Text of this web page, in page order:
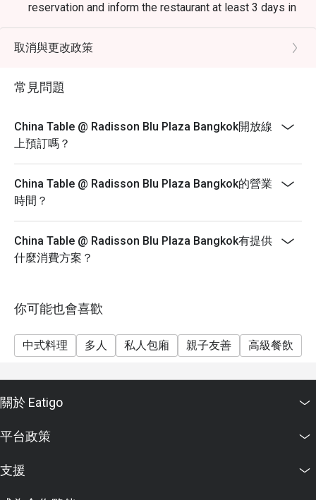
reservation and inform the restaurant at least 3 days in
advance. Tel: 023-023-333, 023-023-444
Dress Code:
not permitted).
取消與更改政策
常見問題
China Table @ Radisson Blu Plaza Bangkok開放線
上預訂嗎？
China Table @ Radisson Blu Plaza Bangkok的營業
時間？
China Table @ Radisson Blu Plaza Bangkok有提供
什麼消費方案？
你可能也會喜歡
中式料理 多人 私人包廂 親子友善 高級餐飲
關於 Eatigo
平台政策
支援